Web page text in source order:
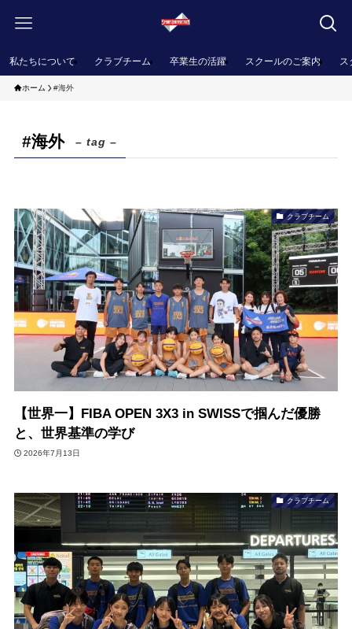
私たちについて クラブチーム 卒業生の活躍 スクールのご案内 ス
ホーム #海外
#海外 – tag –
クラブチーム
【世界一】FIBA OPEN 3X3 in SWISSで掴んだ優勝
と、世界基準の学び
2026年7月13日
クラブチーム